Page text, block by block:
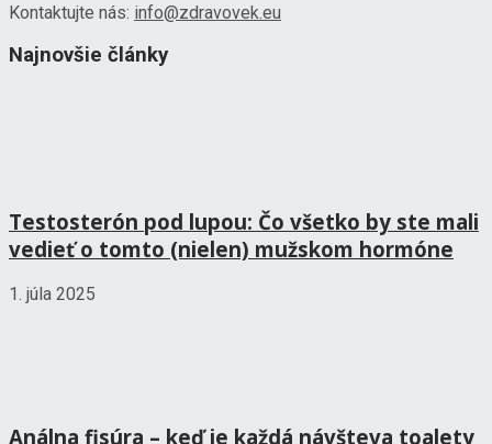
Kontaktujte nás: info@zdravovek.eu
Najnovšie články
Testosterón pod lupou: Čo všetko by ste mali
vedieť o tomto (nielen) mužskom hormóne
1. júla 2025
Análna fisúra – keď je každá návšteva toalety